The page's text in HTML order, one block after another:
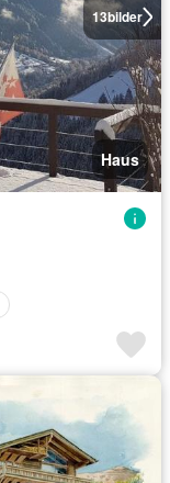
13bilder
Haus